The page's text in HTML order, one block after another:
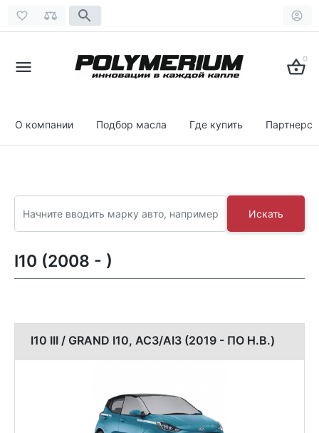
0
О компании Подбор масла Где купить
Искать
I10 (2008 - )
I10 III / GRAND I10, AC3/AI3 (2019 - ПО Н.В.)